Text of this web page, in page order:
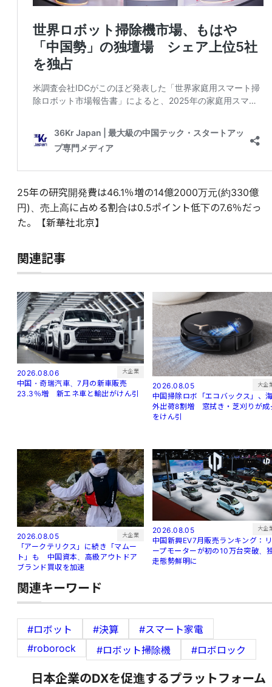
25年の研究開発費は46.1％増の14億2000万元(約330億
円)、売上高に占める割合は0.5ポイント低下の7.6％だっ
た。【新華社北京】
関連記事
2026.08.06 大企業
中国・奇瑞汽車、7月の新車販売
23.3％増 新エネ車と輸出がけん引
2026.08.05 大企
中国掃除ロボ「エコバックス」、
外出荷8割増 窓拭き・芝刈りが成
をけん引
2026.08.05 大企業
「アークテリクス」に続き「マムー
ト」も 中国資本、高級アウトドア
ブランド買収を加速
2026.08.05 大企
中国新興EV7月販売ランキング：リ
ープモーターが初の10万台突破、
走態勢鮮明に
関連キーワード
#ロボット #決算
#スマート家電
#roborock
#ロボット掃除機 #ロボロック
日本企業のDXを促進するプラットフォーム